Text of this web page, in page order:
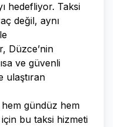
hedefliyor. Taksi
değil, aynı
Düzce’nin
ve güvenli
ulaştıran
gündüz hem
için bu taksi hizmeti